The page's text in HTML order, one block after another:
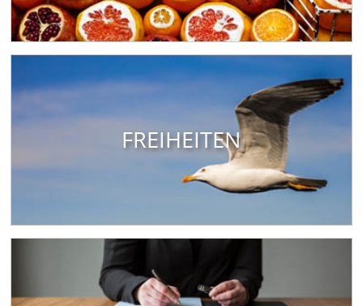
FREIHEITEN